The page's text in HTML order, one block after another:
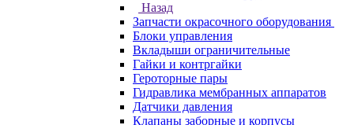
Назад
Запчасти окрасочного оборудования
Блоки управления
Вкладыши ограничительные
Гайки и контргайки
Героторные пары
Гидравлика мембранных аппаратов
Датчики давления
Клапаны заборные и корпусы